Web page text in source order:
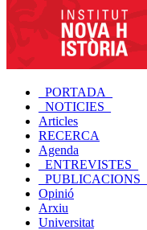
_PORTADA_
_NOTICIES_
Articles
RECERCA
Agenda
_ENTREVISTES_
_PUBLICACIONS_
Opinió
Arxiu
Universitat